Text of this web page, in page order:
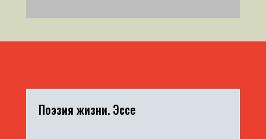
Поэзия жизни. Эссе